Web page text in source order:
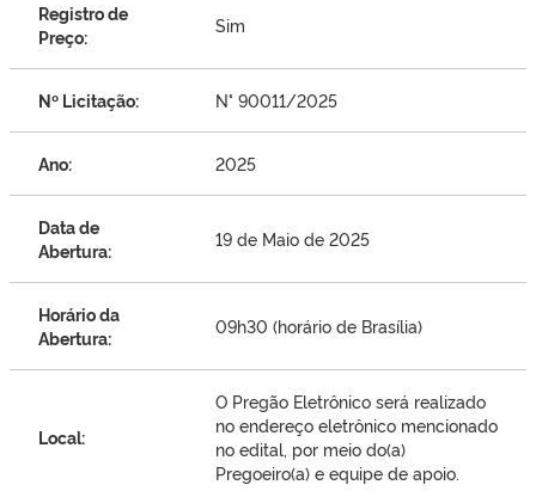
Registro de
Preço:
Sim
Nº Licitação: N° 90011/2025
Ano: 2025
Data de
Abertura:
19 de Maio de 2025
Horário da
Abertura:
09h30 (horário de Brasília)
Local:
O Pregão Eletrônico será realizado
no endereço eletrônico mencionado
no edital, por meio do(a)
Pregoeiro(a) e equipe de apoio.